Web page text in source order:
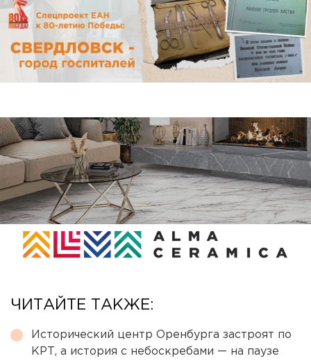
ЧИТАЙТЕ ТАКЖЕ:
Исторический центр Оренбурга застроят по
КРТ, а история с небоскребами — на паузе